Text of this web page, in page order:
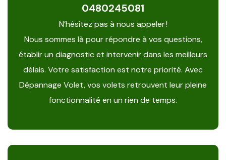
0480245081
N’hésitez pas à nous appeler !
Nous sommes là pour répondre à vos questions,
établir un diagnostic et intervenir dans les meilleurs
délais. Votre satisfaction est notre priorité. Avec
Dépannage Volet, vos volets retrouvent leur pleine
fonctionnalité en un rien de temps.